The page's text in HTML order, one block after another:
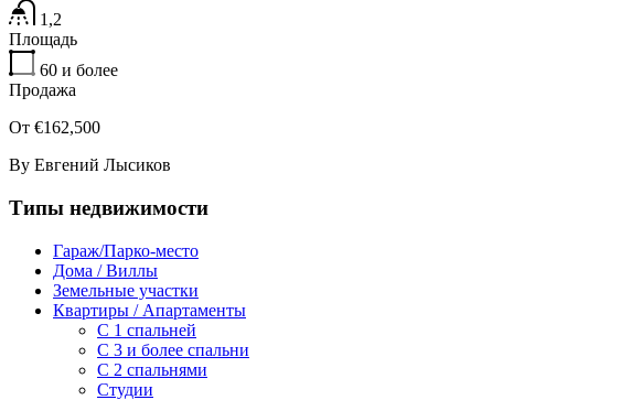
1,2
Площадь
60 и более
Продажа
От €162,500
By Евгений Лысиков
Типы недвижимости
Гараж/Парко-место
Дома / Виллы
Земельные участки
Квартиры / Апартаменты
C 1 спальней
C 3 и более спальни
С 2 спальнями
Студии